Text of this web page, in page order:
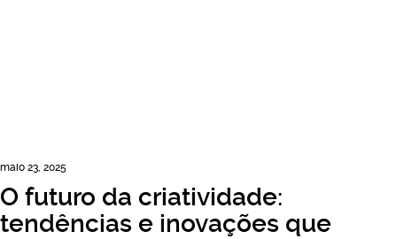
maio 23, 2025
O futuro da criatividade:
tendências e inovações que